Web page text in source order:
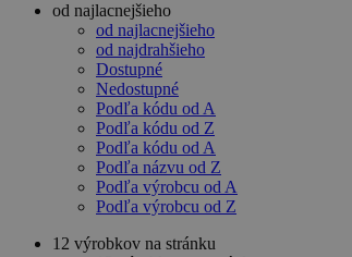
od najlacnejšieho
od najlacnejšieho
od najdrahšieho
Dostupné
Nedostupné
Podľa kódu od A
Podľa kódu od Z
Podľa kódu od A
Podľa názvu od Z
Podľa výrobcu od A
Podľa výrobcu od Z
12 výrobkov na stránku